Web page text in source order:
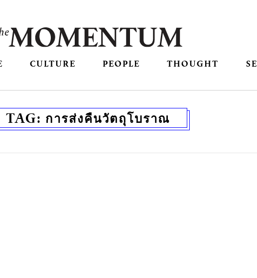
CULTURE PEOPLE THOUGHT
TAG: การส่งคืนวัตถุโบราณ